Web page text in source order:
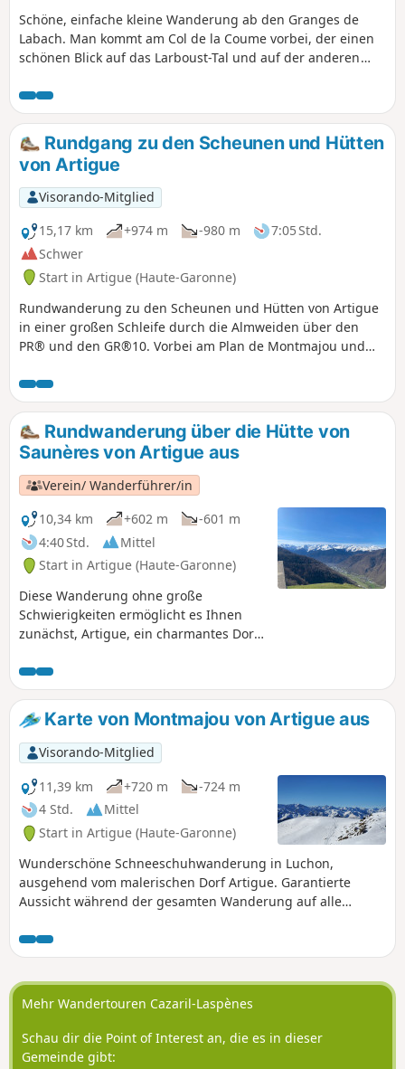
Schöne, einfache kleine Wanderung ab den Granges de
Labach. Man kommt am Col de la Coume vorbei, der einen
schönen Blick auf das Larboust-Tal und auf der anderen
wird. Ein paar zusätzliche Schritte ab dem Pass bieten ein
herrliches Panorama auf das Oô-Tal, das von den Spijeoles
überragt wird.
Rundgang zu den Scheunen und Hütten
von Artigue
Visorando-Mitglied
15,17 km
+974 m -980 m
7:05 Std.
Schwer
Start in Artigue (Haute-Garonne)
Rundwanderung zu den Scheunen und Hütten von Artigue
in einer großen Schleife durch die Almweiden über den
PR® und den GR®10. Vorbei am Plan de Montmajou und
Rückweg führt an zwei Hütten und dem Staatswald Forêt
Domaniale de la Cigalère vorbei. Eine sehr angenehme
Wanderung unter der sanften Herbstsonne mit einem
schönen Blick auf die Gipfel und 3000er des Luchonnais, die
manchmal vom ersten Schnee bedeckt sind.
Rundwanderung über die Hütte von
Saunères von Artigue aus
Verein/ Wanderführer/in
10,34 km
+602 m
-601 m
4:40 Std.
Mittel
Start in Artigue (Haute-Garonne)
Diese Wanderung ohne große
Schwierigkeiten ermöglicht es Ihnen
zunächst, Artigue, ein charmantes Dorf
herrliches Panorama auf Bagnères-de-
Luchon, umgeben von seinen 3000ern,
zu entdecken, und das alles auf sehr
unterschiedlichen Wegen und Pfaden.
Karte von Montmajou von Artigue aus
Visorando-Mitglied
11,39 km
+720 m
-724 m
4 Std.
Mittel
Start in Artigue (Haute-Garonne)
Wunderschöne Schneeschuhwanderung in Luchon,
ausgehend vom malerischen Dorf Artigue. Garantierte
Aussicht während der gesamten Wanderung auf alle
Mehr Wandertouren Cazaril-Laspènes
Schau dir die Point of Interest an, die es in dieser
Gemeinde gibt: